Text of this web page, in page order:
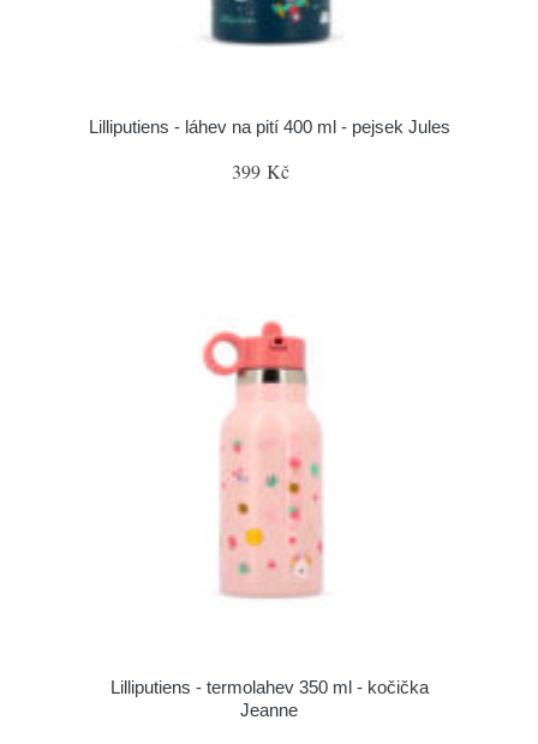
Lilliputiens - láhev na pití 400 ml - pejsek Jules
399 Kč
Lilliputiens - termolahev 350 ml - kočička
Jeanne